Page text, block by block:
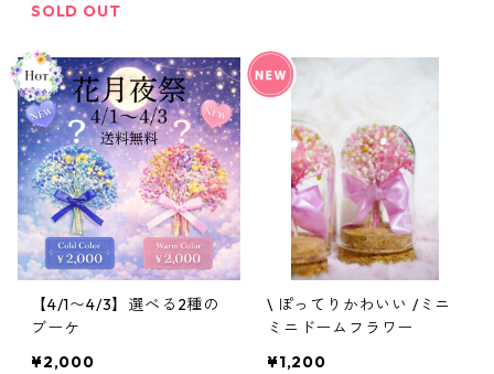
SOLD OUT
【4/1〜4/3】選べる2種の
ブーケ
¥2,000
\ ぽってりかわいい /ミニ
ミニドームフラワー
¥1,200